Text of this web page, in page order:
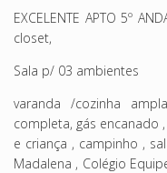
EXCELENTE APTO 5º
closet,
Sala p/ 03 ambientes
varanda /cozinha
completa, gás encanado
e criança , campinho ,
Madalena , Colégio